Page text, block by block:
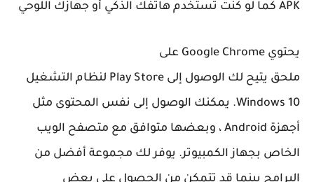
APK كما لو كنت تستخدم هاتفك الذكي أو جهازك اللوحي
يحتوي Google Chrome على
ملحق يتيح لك الوصول إلى Play Store لنظام التشغيل
Windows 10. يمكنك الوصول إلى نفس المحتوى مثل
أجهزة Android ، وبعضها متوافق مع متصفح الويب
الخاص بجهاز الكمبيوتر. يوفر لك مجموعة أفضل من
البرامج بينما قد تتمكن من الحصول على بعض